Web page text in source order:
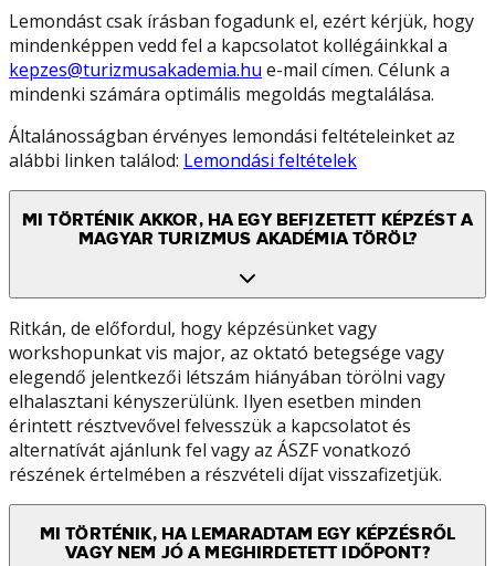
Lemondást csak írásban fogadunk el, ezért kérjük, hogy
mindenképpen vedd fel a kapcsolatot kollégáinkkal a
kepzes@turizmusakademia.hu e-mail címen. Célunk a
mindenki számára optimális megoldás megtalálása.
Általánosságban érvényes lemondási feltételeinket az
alábbi linken találod: Lemondási feltételek
MI TÖRTÉNIK AKKOR, HA EGY BEFIZETETT KÉPZÉST A
MAGYAR TURIZMUS AKADÉMIA TÖRÖL?
Ritkán, de előfordul, hogy képzésünket vagy
workshopunkat vis major, az oktató betegsége vagy
elegendő jelentkezői létszám hiányában törölni vagy
elhalasztani kényszerülünk. Ilyen esetben minden
érintett résztvevővel felvesszük a kapcsolatot és
alternatívát ajánlunk fel vagy az ÁSZF vonatkozó
részének értelmében a részvételi díjat visszafizetjük.
MI TÖRTÉNIK, HA LEMARADTAM EGY KÉPZÉSRŐL
VAGY NEM JÓ A MEGHIRDETETT IDŐPONT?